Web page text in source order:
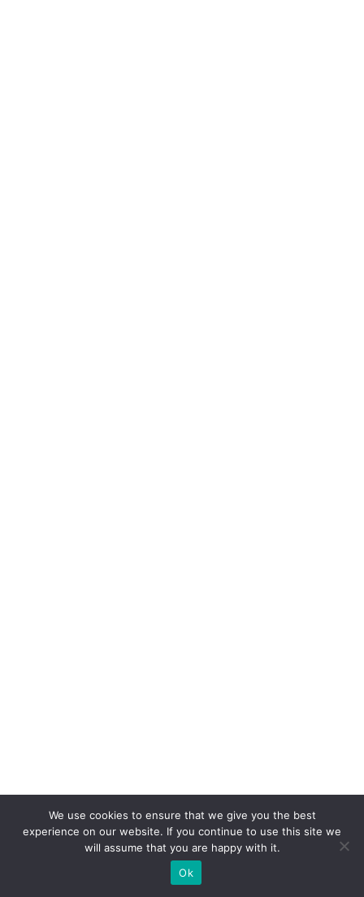
We use cookies to ensure that we give you the best
experience on our website. If you continue to use this site we
will assume that you are happy with it.
Ok